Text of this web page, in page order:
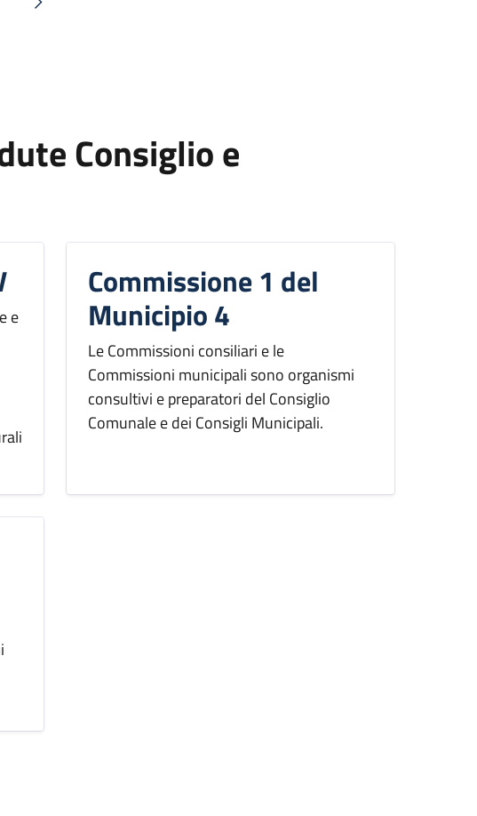
Pagina successiva
Consiglio e
e
Commissione 1 del
Municipio 4
Le Commissioni consiliari e le
Commissioni municipali sono organismi
consultivi e preparatori del Consiglio
Comunale e dei Consigli Municipali.